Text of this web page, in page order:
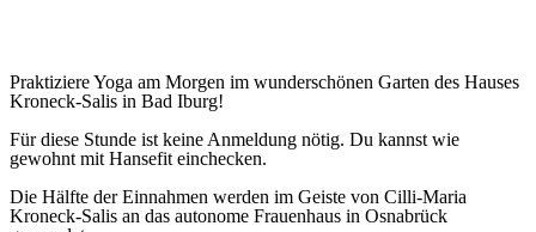
Praktiziere Yoga am Morgen im wunderschönen Garten des Hauses
Kroneck-Salis in Bad Iburg!
Für diese Stunde ist keine Anmeldung nötig. Du kannst wie
gewohnt mit Hansefit einchecken.
Die Hälfte der Einnahmen werden im Geiste von Cilli-Maria
Kroneck-Salis an das autonome Frauenhaus in Osnabrück